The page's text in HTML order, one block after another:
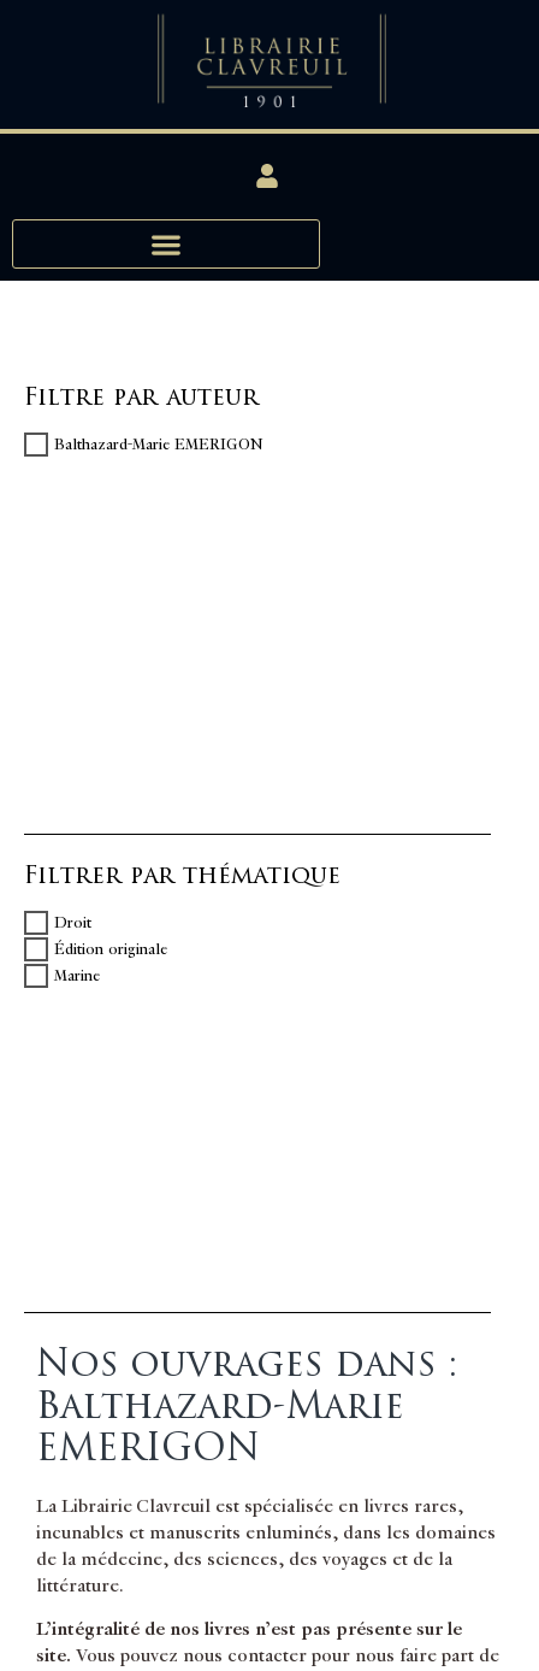
Filtre par auteur
Balthazard-Marie EMERIGON
Filtrer par thématique
Droit
Édition originale
Marine
Nos ouvrages dans :
Balthazard-Marie
EMERIGON
La Librairie Clavreuil est spécialisée en livres rares,
incunables et manuscrits enluminés, dans les domaines
de la médecine, des sciences, des voyages et de la
littérature.
L’intégralité de nos livres n’est pas présente sur le
site. Vous pouvez nous contacter pour nous faire part de